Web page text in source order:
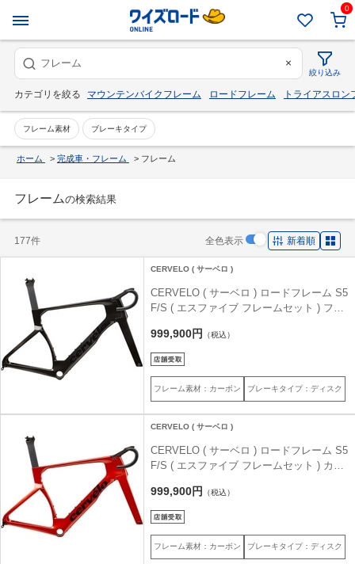
0
×
絞り込み
カテゴリを絞る マウンテンバイクフレーム ロードフレーム トライアスロン
フレーム素材 ブレーキタイプ
ホーム > 完成車・フレーム > フレーム
フレームの検索結果
177件 全色表示 新着順
CERVELO ( サーベロ )
CERVELO ( サーベロ ) ロードフレーム S5
F/S ( エスファイブ フレームセット ) ファ
999,900円 （税込）
フレーム素材：カーボン ブレーキタイプ：ディスク
CERVELO ( サーベロ )
CERVELO ( サーベロ ) ロードフレーム S5
F/S ( エスファイブ フレームセット ) カー
999,900円 （税込）
フレーム素材：カーボン ブレーキタイプ：ディスク